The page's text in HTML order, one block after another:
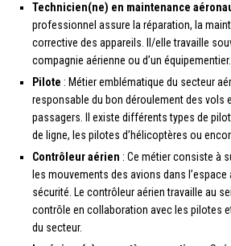
Technicien(ne) en maintenance
professionnel assure la réparation, la
corrective des appareils. Il/elle travaille
compagnie aérienne ou d’un équipementier.
Pilote : Métier emblématique du secteur
responsable du bon déroulement des vols
passagers. Il existe différents types de
de ligne, les pilotes d’hélicoptères ou
Contrôleur aérien : Ce métier consiste à
les mouvements des avions dans
sécurité. Le contrôleur aérien travaille au
contrôle en collaboration avec les pilotes
du secteur.